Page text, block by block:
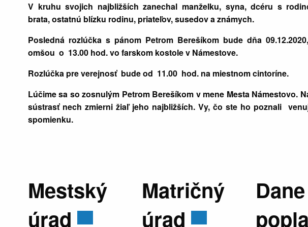
V kruhu svojich najbližších zanechal manželku, syna, dcéru s
brata, ostatnú blízku rodinu, priateľov, susedov a známych.
Posledná rozlúčka s pánom Petrom Berešíkom bude dňa
omšou o 13.00 hod. vo farskom kostole v Námestove.
Rozlúčka pre verejnosť bude od 11.00 hod. na miestnom cintoríne.
Lúčime sa so zosnulým Petrom Berešíkom v mene Mesta Námestovo.
sústrasť nech zmierni žiaľ jeho najbližších. Vy, čo ste ho poznali
spomienku.
Mestský
úrad
Matričný
úrad